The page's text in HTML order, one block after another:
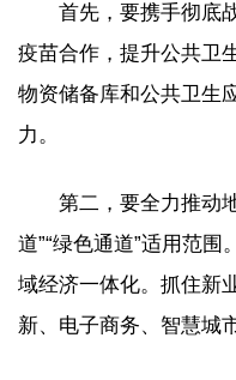
首先，要携手彻底
疫苗合作，提升公共卫
物资储备库和公共卫生
力。
第二，要全力推动
道”“绿色通道”适用范
域经济一体化。抓住新
新、电子商务、智慧城